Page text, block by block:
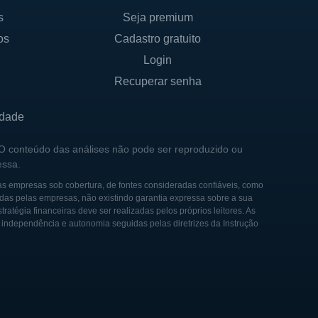
Seja premium
Cadastro gratuito
Login
Recuperar senha
conteúdo das análises não pode ser reproduzido ou
sob cobertura, de fontes consideradas confiáveis, como
pelas empresas, não existindo garantia expressa sobre a sua
financeiras deve ser realizadas pelos próprios leitores. As
e autonomia seguidas pelas diretrizes da Instrução